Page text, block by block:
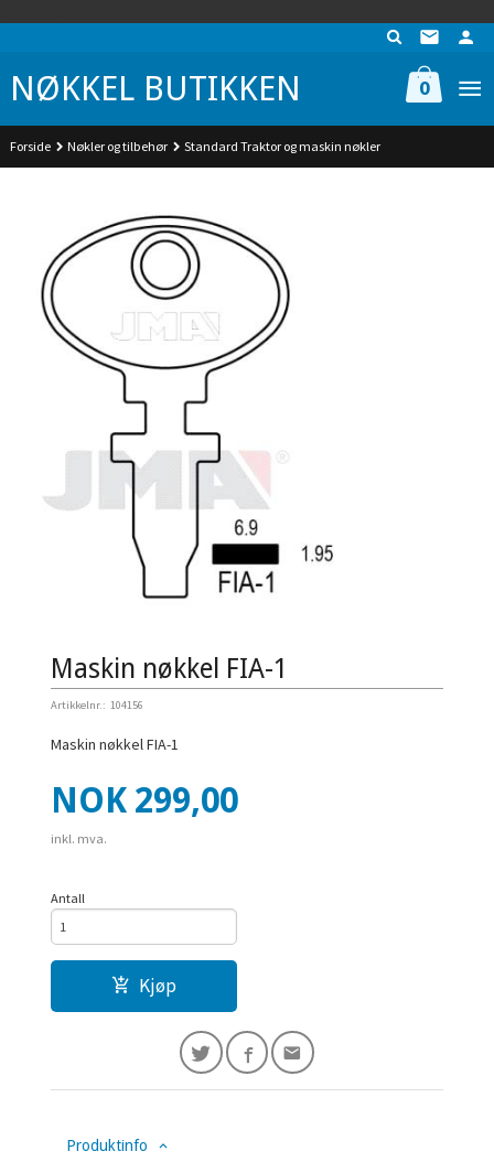
NØKKEL BUTIKKEN 0
Forside Nøkler og tilbehør Standard Traktor og maskin nøkler
Maskin nøkkel FIA-1
Artikkelnr.: 104156
Maskin nøkkel FIA-1
Pris
NOK 299,00
inkl. mva.
Antall
Kjøp
Produktinfo